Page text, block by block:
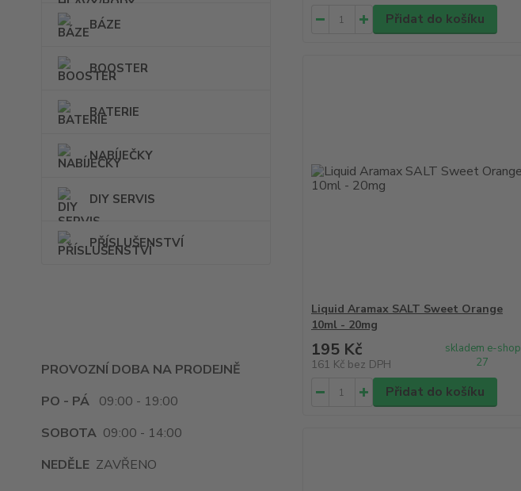
BÁZE
BOOSTER
BATERIE
NABÍJEČKY
DIY SERVIS
PŘÍSLUŠENSTVÍ
PROVOZNÍ DOBA NA PRODEJNĚ
PO - PÁ 09:00 - 19:00
SOBOTA 09:00 - 14:00
NEDĚLE ZAVŘENO
Přidat do košíku
Liquid Aramax SALT Sweet Orange
10ml - 20mg
195 Kč
161 Kč bez DPH
skladem e-shop
27
Přidat do košíku